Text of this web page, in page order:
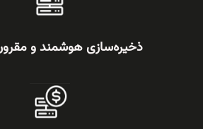
ذخیره‌سازی هوشمند و